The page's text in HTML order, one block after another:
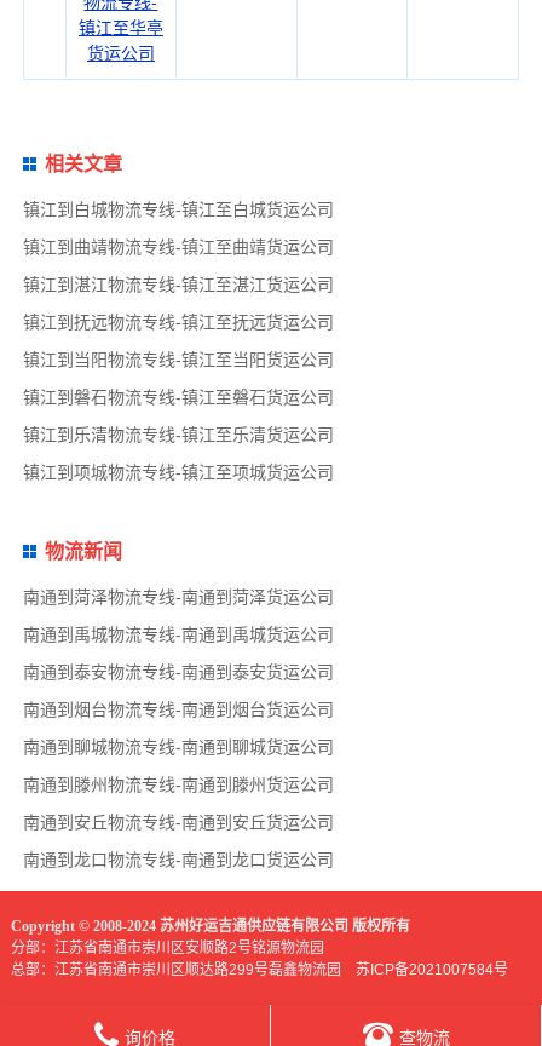
镇江至华亭
货运公司
相关文章
镇江到白城物流专线-镇江至白城货运公司
镇江到曲靖物流专线-镇江至曲靖货运公司
镇江到湛江物流专线-镇江至湛江货运公司
镇江到抚远物流专线-镇江至抚远货运公司
镇江到当阳物流专线-镇江至当阳货运公司
镇江到磐石物流专线-镇江至磐石货运公司
镇江到乐清物流专线-镇江至乐清货运公司
镇江到项城物流专线-镇江至项城货运公司
物流新闻
南通到菏泽物流专线-南通到菏泽货运公司
南通到禹城物流专线-南通到禹城货运公司
南通到泰安物流专线-南通到泰安货运公司
南通到烟台物流专线-南通到烟台货运公司
南通到聊城物流专线-南通到聊城货运公司
南通到滕州物流专线-南通到滕州货运公司
南通到安丘物流专线-南通到安丘货运公司
南通到龙口物流专线-南通到龙口货运公司
Copyright © 2008-2024 苏州好运吉通供应链有限公司 版权所有
分部：江苏省南通市崇川区安顺路2号铭源物流园
总部：江苏省南通市崇川区顺达路299号磊鑫物流园 苏ICP备2021007584号
询价格 查物流